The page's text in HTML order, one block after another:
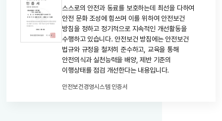
스스로의 안전과 동료를 보호하는데 최선을 다하여
안전 문화 조성에 힘쓰며 이를 위하여 안전보건
방침을 정하고 정기적으로 지속적인 개선활동을
수행하고 있습니다. 안전보건 방침에는 안전보건
법규와 규정을 철저히 준수하고, 교육을 통해
안전의식과 실천능력을 배양, 제반 기준의
이행상태를 점검 개선한다는 내용입니다.
안전보건경영시스템 인증서